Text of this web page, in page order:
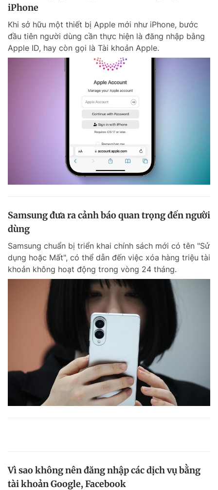
iPhone
Khi sở hữu một thiết bị Apple mới như iPhone, bước
đầu tiên người dùng cần thực hiện là đăng nhập bằng
Apple ID, hay còn gọi là Tài khoản Apple.
Samsung đưa ra cảnh báo quan trọng đến người
dùng
Samsung chuẩn bị triển khai chính sách mới có tên "Sử
dụng hoặc Mất", có thể dẫn đến việc xóa hàng triệu tài
khoản không hoạt động trong vòng 24 tháng.
Vì sao không nên đăng nhập các dịch vụ bằng
tài khoản Google, Facebook